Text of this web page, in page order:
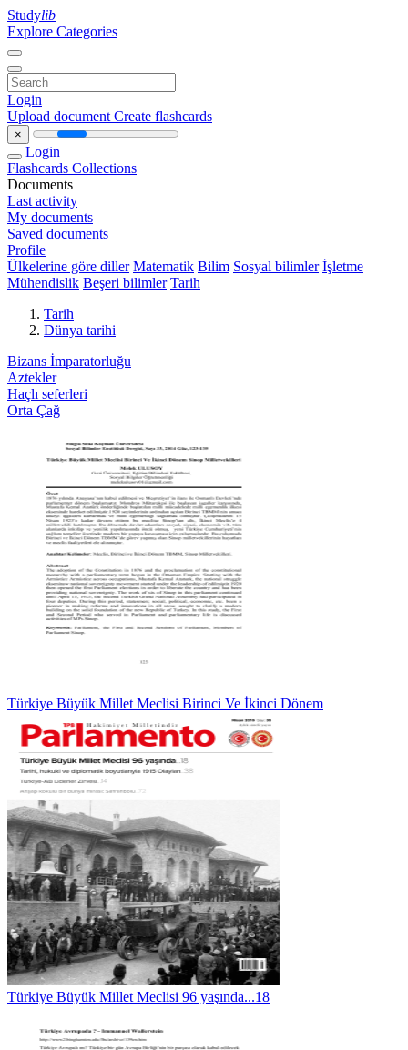
Studylib
Explore Categories
Login
Upload document Create flashcards
×
Login
Flashcards Collections
Documents
Last activity
My documents
Saved documents
Profile
Ülkelerine göre diller Matematik Bilim Sosyal bilimler İşletme
Mühendislik Beşeri bilimler Tarih
Tarih
Dünya tarihi
Bizans İmparatorluğu
Aztekler
Haçlı seferleri
Orta Çağ
Türkiye Büyük Millet Meclisi Birinci Ve İkinci Dönem
Türkiye Büyük Millet Meclisi 96 yaşında...18